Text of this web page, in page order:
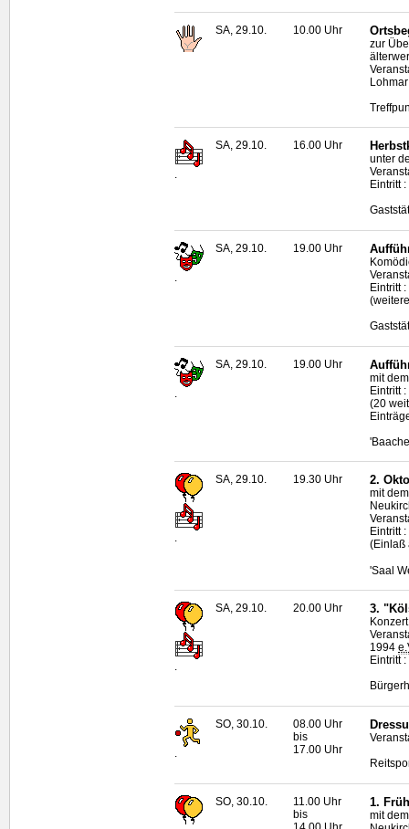
SA, 29.10. 10.00 Uhr
zur
Lohmar
.
SA, 29.10. 16.00 Uhr
unter
Eintritt
SA, 29.10. 19.00 Uhr
Eintritt
SA, 29.10. 19.00 Uhr
mit
Eintritt
(20
.
SA, 29.10. 19.30 Uhr 2.
mit
Eintritt
(Einlaß
'Saal
.
SA, 29.10. 20.00 Uhr 3.
1994
Eintritt
.
SO, 30.10.
08.00 Uhr
bis
17.00 Uhr
SO, 30.10.
11.00 Uhr
bis
1.
mit